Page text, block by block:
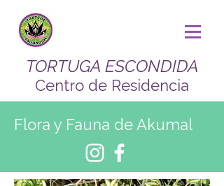
TORTUGA ESCONDIDA
Centro de Residencia
Flora y Fauna de Akumal